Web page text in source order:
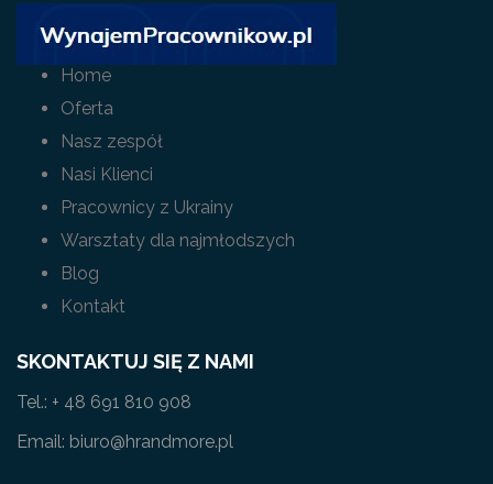
Home
Oferta
Nasz zespół
Nasi Klienci
Pracownicy z Ukrainy
Warsztaty dla najmłodszych
Blog
Kontakt
SKONTAKTUJ SIĘ Z NAMI
Tel.: + 48 691 810 908
Email: biuro@hrandmore.pl